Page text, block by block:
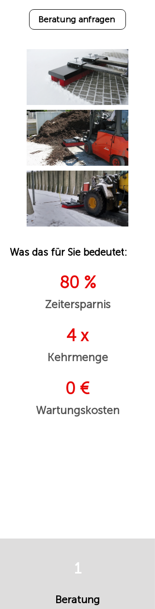
Beratung anfragen
Was das für Sie bedeutet:
80 %
Zeitersparnis
4 x
Kehrmenge
0 €
Wartungskosten
1
Beratung